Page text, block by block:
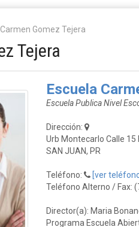
Gomez Tejera
Tejera
Escuela
Escuela Publica Nivel
Dirección:
Urb Montecarlo Calle 15
SAN JUAN, PR
Teléfono:
[ver
Teléfono Alterno / Fax:
Director(a): Maria
Programa Escuela